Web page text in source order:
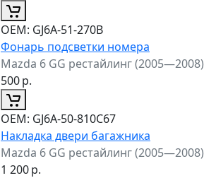
ОЕМ: GJ6A-51-270B
Фонарь подсветки номера
Mazda 6 GG рестайлинг (2005—2008)
500р.
ОЕМ: GJ6A-50-810C67
Накладка двери багажника
Mazda 6 GG рестайлинг (2005—2008)
1 200р.